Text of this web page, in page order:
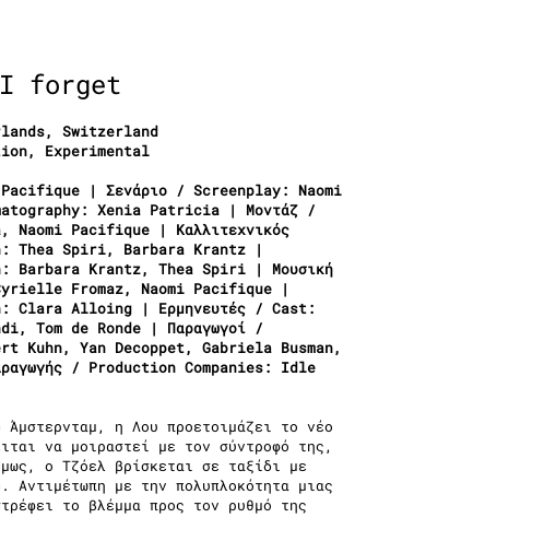
forget
Switzerland
Experimental
| Σενάριο / Screenplay: Naomi
Xenia Patricia | Μοντάζ /
Pacifique | Καλλιτεχνικός
Thea Spiri, Barbara Krantz |
Barbara Krantz, Thea Spiri | Μουσική
Fromaz, Naomi Pacifique |
Clara Alloing | Ερμηνευτές / Cast:
Tom de Ronde | Παραγωγοί /
Kuhn, Yan Decoppet, Gabriela Busman,
/ Production Companies: Idle
Άμστερνταμ, η Λου προετοιμάζει το νέο
να μοιραστεί με τον σύντροφό της,
ο Τζόελ βρίσκεται σε ταξίδι με
Αντιμέτωπη με την πολυπλοκότητα μιας
το βλέμμα προς τον ρυθμό της